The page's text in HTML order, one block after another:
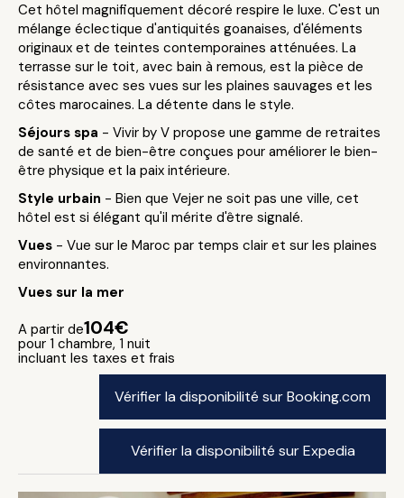
Cet hôtel magnifiquement décoré respire le luxe. C'est un
mélange éclectique d'antiquités goanaises, d'éléments
originaux et de teintes contemporaines atténuées. La
terrasse sur le toit, avec bain à remous, est la pièce de
résistance avec ses vues sur les plaines sauvages et les
côtes marocaines. La détente dans le style.
Séjours spa - Vivir by V propose une gamme de retraites
de santé et de bien-être conçues pour améliorer le bien-
être physique et la paix intérieure.
Style urbain - Bien que Vejer ne soit pas une ville, cet
hôtel est si élégant qu'il mérite d'être signalé.
Vues - Vue sur le Maroc par temps clair et sur les plaines
environnantes.
Vues sur la mer
A partir de104€
pour 1 chambre, 1 nuit
incluant les taxes et frais
Vérifier la disponibilité sur Booking.com
Vérifier la disponibilité sur Expedia